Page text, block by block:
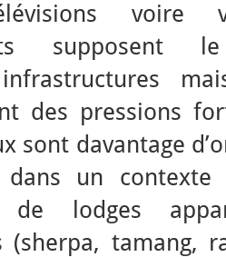
voire
supposent
des pressions
sont davantage
dans un
de lodges
(sherpa, tamang,